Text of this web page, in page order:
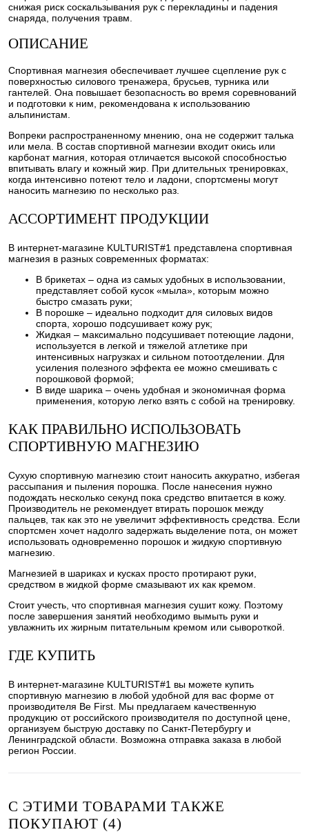
снижая риск соскальзывания рук с перекладины и падения
снаряда, получения травм.
ОПИСАНИЕ
Спортивная магнезия обеспечивает лучшее сцепление рук с
поверхностью силового тренажера, брусьев, турника или
гантелей. Она повышает безопасность во время соревнований
и подготовки к ним, рекомендована к использованию
альпинистам.
Вопреки распространенному мнению, она не содержит талька
или мела. В состав спортивной магнезии входит окись или
карбонат магния, которая отличается высокой способностью
впитывать влагу и кожный жир. При длительных тренировках,
когда интенсивно потеют тело и ладони, спортсмены могут
наносить магнезию по несколько раз.
АССОРТИМЕНТ ПРОДУКЦИИ
В интернет-магазине KULTURIST#1 представлена спортивная
магнезия в разных современных форматах:
В брикетах – одна из самых удобных в использовании,
представляет собой кусок «мыла», которым можно
быстро смазать руки;
В порошке – идеально подходит для силовых видов
спорта, хорошо подсушивает кожу рук;
Жидкая – максимально подсушивает потеющие ладони,
используется в легкой и тяжелой атлетике при
интенсивных нагрузках и сильном потоотделении. Для
усиления полезного эффекта ее можно смешивать с
порошковой формой;
В виде шарика – очень удобная и экономичная форма
применения, которую легко взять с собой на тренировку.
КАК ПРАВИЛЬНО ИСПОЛЬЗОВАТЬ
СПОРТИВНУЮ МАГНЕЗИЮ
Сухую спортивную магнезию стоит наносить аккуратно, избегая
рассыпания и пыления порошка. После нанесения нужно
подождать несколько секунд пока средство впитается в кожу.
Производитель не рекомендует втирать порошок между
пальцев, так как это не увеличит эффективность средства. Если
спортсмен хочет надолго задержать выделение пота, он может
использовать одновременно порошок и жидкую спортивную
магнезию.
Магнезией в шариках и кусках просто протирают руки,
средством в жидкой форме смазывают их как кремом.
Стоит учесть, что спортивная магнезия сушит кожу. Поэтому
после завершения занятий необходимо вымыть руки и
увлажнить их жирным питательным кремом или сывороткой.
ГДЕ КУПИТЬ
В интернет-магазине KULTURIST#1 вы можете купить
спортивную магнезию в любой удобной для вас форме от
производителя Be First. Мы предлагаем качественную
продукцию от российского производителя по доступной цене,
организуем быструю доставку по Санкт-Петербургу и
Ленинградской области. Возможна отправка заказа в любой
регион России.
С ЭТИМИ ТОВАРАМИ ТАКЖЕ
ПОКУПАЮТ (4)